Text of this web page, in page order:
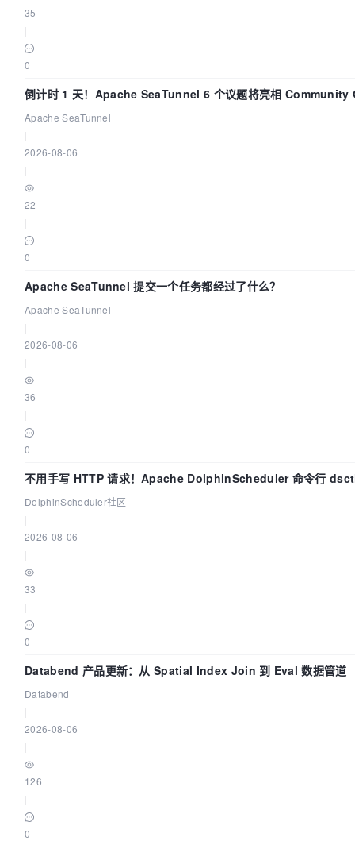
35
0
倒计时 1 天！Apache SeaTunnel 6 个议题将亮相
Apache SeaTunnel
2026-08-06
22
0
Apache SeaTunnel 提交一个任务都经过了什么？
Apache SeaTunnel
2026-08-06
36
0
不用手写 HTTP 请求！Apache DolphinScheduler 命令行
DolphinScheduler社区
2026-08-06
33
0
Databend 产品更新：从 Spatial Index Join 到 Eval 数据管道
Databend
2026-08-06
126
0